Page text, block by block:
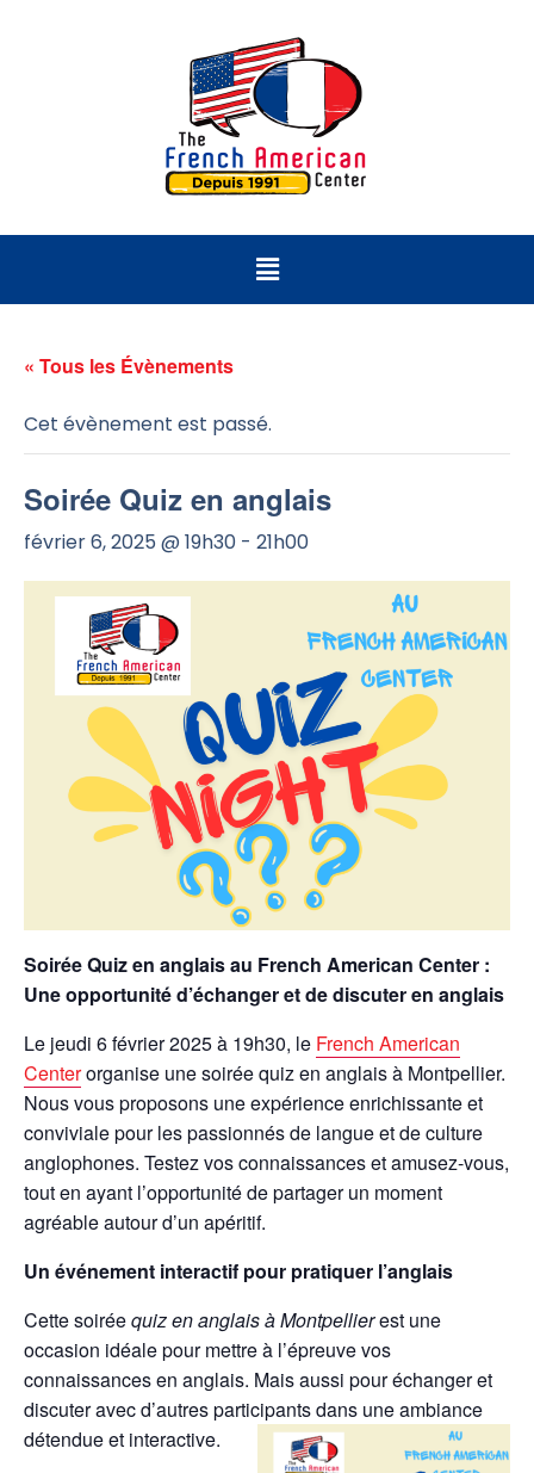
« Tous les Évènements
Cet évènement est passé.
Soirée Quiz en anglais
février 6, 2025 @ 19h30 - 21h00
Soirée Quiz en anglais au French American Center :
Une opportunité d’échanger et de discuter en anglais
Le jeudi 6 février 2025 à 19h30, le French American
Centerorganise une soirée quiz en anglais à Montpellier.
Nous vous proposons une expérience enrichissante et
conviviale pour les passionnés de langue et de culture
anglophones. Testez vos connaissances et amusez-vous,
tout en ayant l’opportunité de partager un moment
agréable autour d’un apéritif.
Un événement interactif pour pratiquer l’anglais
Cette soiréequiz en anglais à Montpellierest une
occasion idéale pour mettre à l’épreuve vos
connaissances en anglais. Mais aussi pour échanger et
discuter avec d’autres participants dans une ambiance
détendue et interactive.